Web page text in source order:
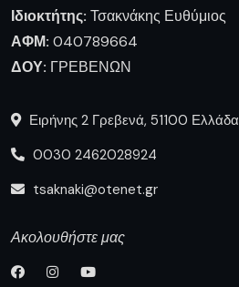
Ιδιοκτήτης: Τσακνάκης Ευθύμιος
ΑΦΜ: 040789664
ΔΟΥ: ΓΡΕΒΕΝΩΝ
Ειρήνης 2 Γρεβενά, 51100 Ελλάδα
0030 2462028924
tsaknaki@otenet.gr
Ακολουθήστε μας